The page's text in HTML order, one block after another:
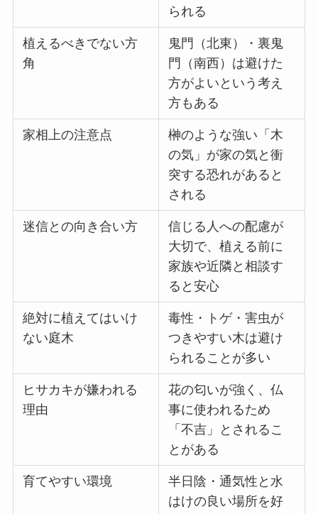
られる
植えるべきでない方
角
鬼門（北東）・裏鬼
門（南西）は避けた
方がよいという考え
方もある
家相上の注意点
榊のような強い「木
の気」が家の気と衝
突する恐れがあると
される
迷信との向き合い方
信じる人への配慮が
大切で、植える前に
家族や近隣と相談す
ると安心
絶対に植えてはいけ
ない庭木
毒性・トゲ・害虫が
つきやすい木は避け
られることが多い
ヒサカキが嫌われる
理由
花の匂いが強く、仏
事に使われるため
「不吉」とされるこ
とがある
育てやすい環境
半日陰・通気性と水
はけの良い場所を好